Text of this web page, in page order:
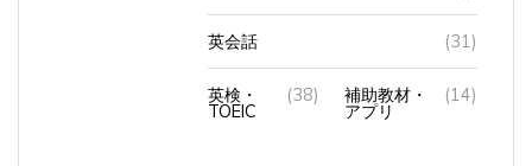
英会話 (31)
英検・
TOEIC
(38) 補助教材・
アプリ
(14)